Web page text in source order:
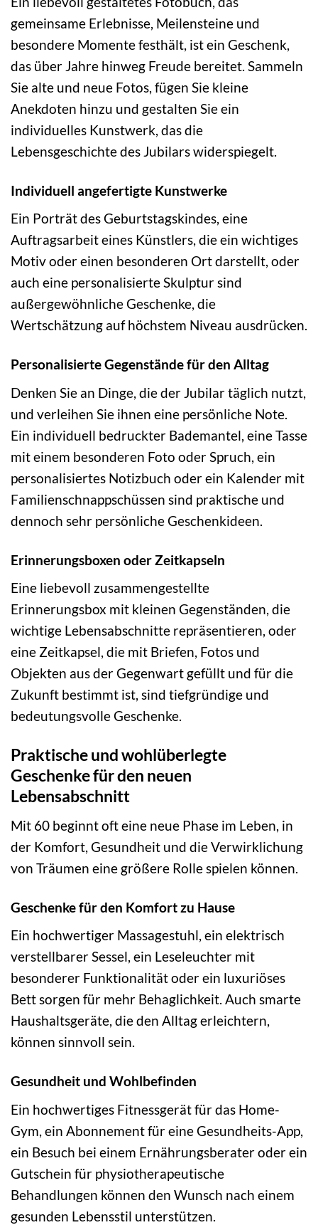
gemeinsame Erlebnisse, Meilensteine und
besondere Momente festhält, ist ein Geschenk,
das über Jahre hinweg Freude bereitet. Sammeln
Sie alte und neue Fotos, fügen Sie kleine
Anekdoten hinzu und gestalten Sie ein
individuelles Kunstwerk, das die
Lebensgeschichte des Jubilars widerspiegelt.
Individuell angefertigte Kunstwerke
Ein Porträt des Geburtstagskindes, eine
Auftragsarbeit eines Künstlers, die ein wichtiges
Motiv oder einen besonderen Ort darstellt, oder
auch eine personalisierte Skulptur sind
außergewöhnliche Geschenke, die
Wertschätzung auf höchstem Niveau ausdrücken.
Personalisierte Gegenstände für den Alltag
Denken Sie an Dinge, die der Jubilar täglich nutzt,
und verleihen Sie ihnen eine persönliche Note.
Ein individuell bedruckter Bademantel, eine Tasse
mit einem besonderen Foto oder Spruch, ein
personalisiertes Notizbuch oder ein Kalender mit
Familienschnappschüssen sind praktische und
dennoch sehr persönliche Geschenkideen.
Erinnerungsboxen oder Zeitkapseln
Eine liebevoll zusammengestellte
Erinnerungsbox mit kleinen Gegenständen, die
wichtige Lebensabschnitte repräsentieren, oder
eine Zeitkapsel, die mit Briefen, Fotos und
Objekten aus der Gegenwart gefüllt und für die
Zukunft bestimmt ist, sind tiefgründige und
bedeutungsvolle Geschenke.
Praktische und wohlüberlegte
Geschenke für den neuen
Lebensabschnitt
Mit 60 beginnt oft eine neue Phase im Leben, in
der Komfort, Gesundheit und die Verwirklichung
von Träumen eine größere Rolle spielen können.
Geschenke für den Komfort zu Hause
Ein hochwertiger Massagestuhl, ein elektrisch
verstellbarer Sessel, ein Leseleuchter mit
besonderer Funktionalität oder ein luxuriöses
Bett sorgen für mehr Behaglichkeit. Auch smarte
Haushaltsgeräte, die den Alltag erleichtern,
können sinnvoll sein.
Gesundheit und Wohlbefinden
Ein hochwertiges Fitnessgerät für das Home-
Gym, ein Abonnement für eine Gesundheits-App,
ein Besuch bei einem Ernährungsberater oder ein
Gutschein für physiotherapeutische
Behandlungen können den Wunsch nach einem
gesunden Lebensstil unterstützen.